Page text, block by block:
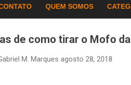
QUEM SOMOS
de como tirar o Mofo
M. Marques agosto 28, 2018